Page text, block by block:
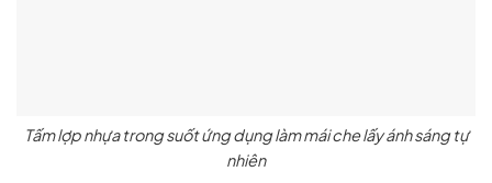
Tấm lợp nhựa trong suốt ứng dụng làm mái che lấy ánh sáng tự
nhiên